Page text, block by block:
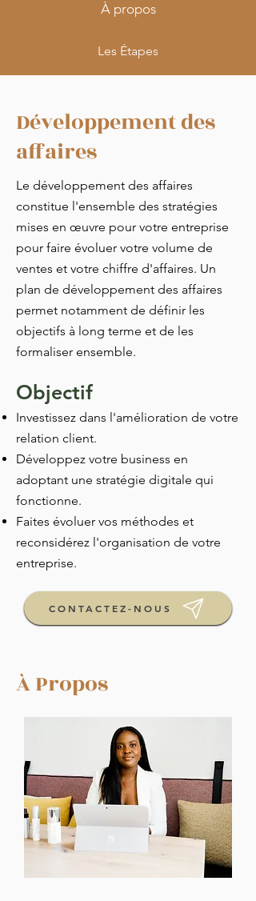
À propos
Les Étapes
Développement des
affaires
Le développement des affaires
constitue l'ensemble des stratégies
mises en œuvre pour votre entreprise
pour faire évoluer votre volume de
ventes et votre chiffre d'affaires. Un
plan de développement des affaires
permet notamment de définir les
objectifs à long terme et de les
formaliser ensemble.
Objectif
Investissez dans l'amélioration de votre
relation client.
Développez votre business en
adoptant une stratégie digitale qui
fonctionne.
Faites évoluer vos méthodes et
reconsidérez l'organisation de votre
entreprise.
CONTACTEZ-NOUS
À Propos